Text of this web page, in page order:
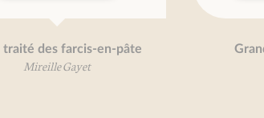
Légumes des terroirs
François Besancenot